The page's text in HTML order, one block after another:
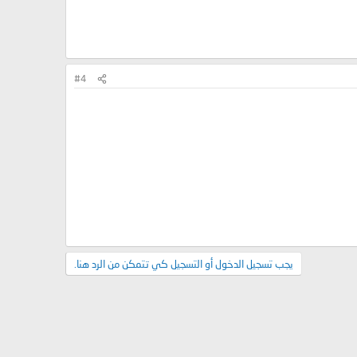
#4
يجب تسجيل الدخول أو التسجيل كي تتمكن من الرد هنا.